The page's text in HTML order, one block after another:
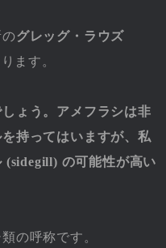
グレッグ・ラウズ
ます。
ょう。アメフラシは非
持ってはいますが、私
(sidegill) の可能性が高い
の呼称です。